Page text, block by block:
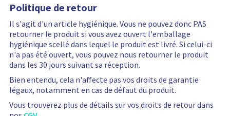
Politique de retour
Il s'agit d'un article hygiénique. Vous ne pouvez donc PAS
retourner le produit si vous avez ouvert l'emballage
hygiénique scellé dans lequel le produit est livré. Si celui-ci
n'a pas été ouvert, vous pouvez nous retourner le produit
dans les 30 jours suivant sa réception.
Bien entendu, cela n'affecte pas vos droits de garantie
légaux, notamment en cas de défaut du produit.
Vous trouverez plus de détails sur vos droits de retour dans